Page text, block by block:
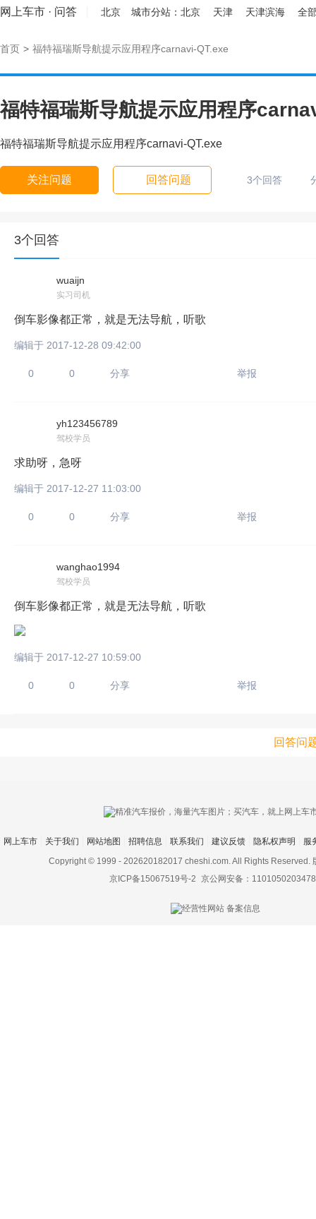
网上车市 · 问答 北京 城市分站： 北京 天津 天津滨海 全
首页 > 福特福瑞斯导航提示应用程序carnavi-QT.exe
福特福瑞斯导航提示应用程序
福特福瑞斯导航提示应用程序carnavi-QT.exe
关注问题 回答问题 3个回答
3个回答
wuaijn
实习司机
倒车影像都正常，就是无法导航，听歌
编辑于 2017-12-28 09:42:00
0 0 分享 举报
yh123456789
驾校学员
求助呀，急呀
编辑于 2017-12-27 11:03:00
0 0 分享 举报
wanghao1994
驾校学员
倒车影像都正常，就是无法导航，听歌
编辑于 2017-12-27 10:59:00
0 0 分享 举报
回答问
上传图片最多
上传视频
网上车市 关于我们 网站地图 招聘信息 联系我们 建议反馈 隐私权声明
服
Copyright © 1999 - 202620182017 cheshi.com. All Rights Reserved.
京ICP备15067519号-2 京公网安备：